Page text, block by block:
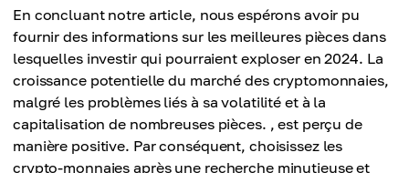
En concluant notre article, nous espérons avoir pu
fournir des informations sur les meilleures pièces dans
lesquelles investir qui pourraient exploser en 2024. La
croissance potentielle du marché des cryptomonnaies,
malgré les problèmes liés à sa volatilité et à la
capitalisation de nombreuses pièces. , est perçu de
manière positive. Par conséquent, choisissez les
crypto-monnaies après une recherche minutieuse et